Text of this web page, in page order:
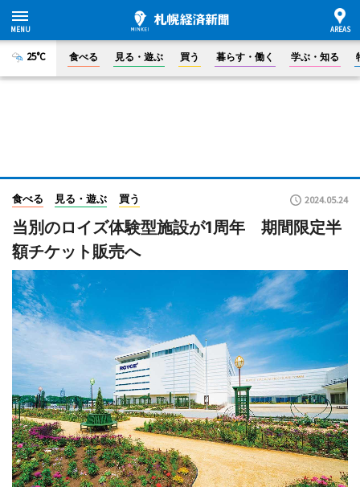
25°C 食べる 見る・遊ぶ 買う 暮らす・働く 学ぶ・知る
食べる 見る・遊ぶ 買う 2024.05.24
当別のロイズ体験型施設が1周年 期間限定半
額チケット販売へ